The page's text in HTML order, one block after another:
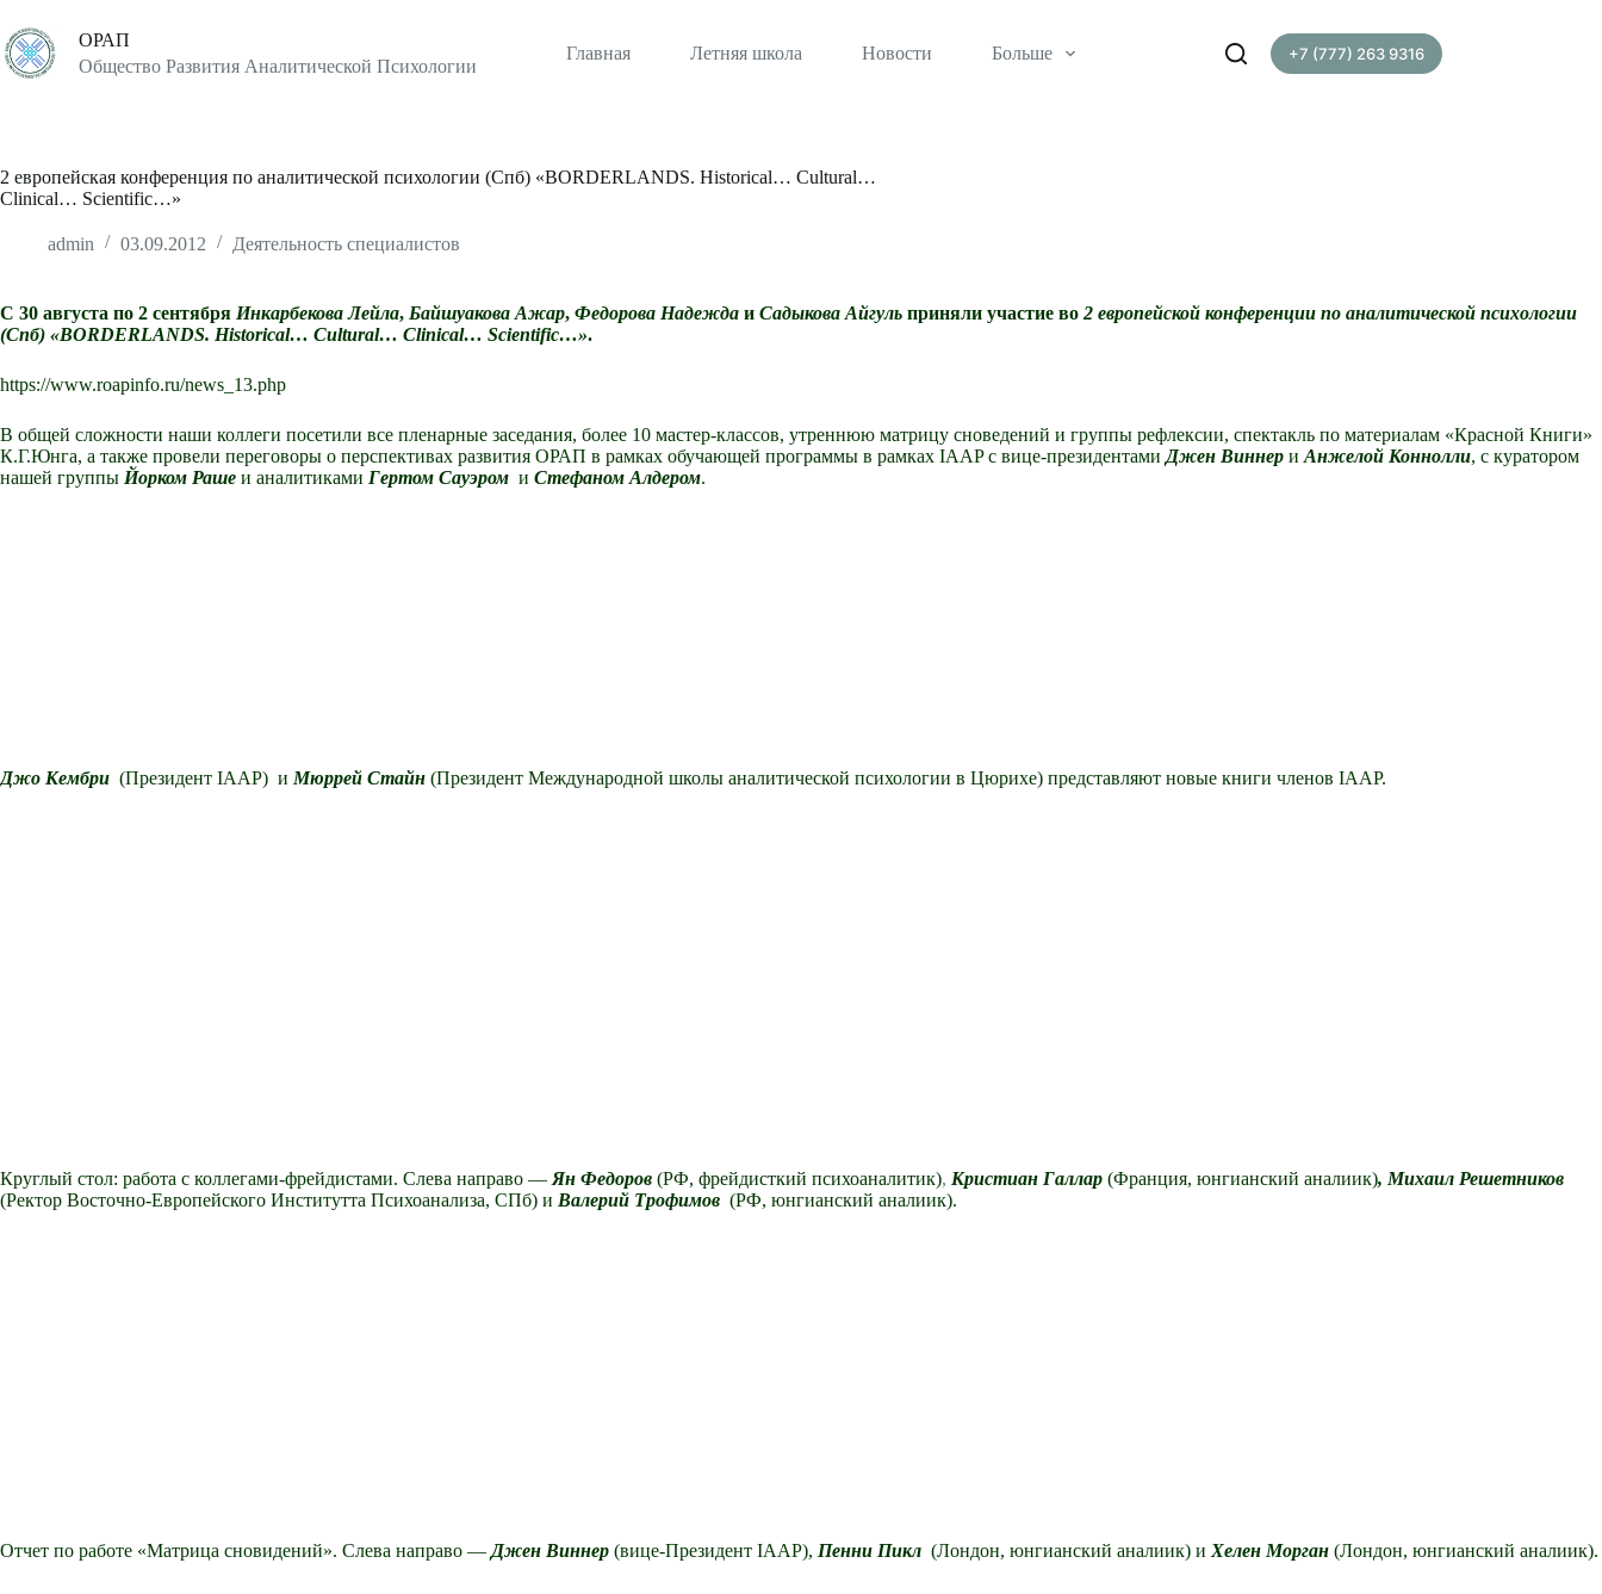
сути
ОРАП
Общество Развития Аналитической Психологии
Главная Летняя школа Новости Больше +7 (777) 263 9316
2 европейская конференция по аналитической психологии (Спб) «BORDERLANDS. Historical… Cultural…
Clinical… Scientific…»
admin 03.09.2012 Деятельность специалистов
С 30 августа по 2 сентября Инкарбекова Лейла, Байшуакова Ажар, Федорова Надежда и Садыкова Айгуль приняли участие во 2 европейской конференции по аналитической психологии
(Спб) «BORDERLANDS. Historical… Cultural… Clinical… Scientific…».
https://www.roapinfo.ru/news_13.php
В общей сложности наши коллеги посетили все пленарные заседания, более 10 мастер-классов, утреннюю матрицу сноведений и группы рефлексии, спектакль по материалам «Красной Книги»
К.Г.Юнга, а также провели переговоры о перспективах развития ОРАП в рамках обучающей программы в рамках IAAP с вице-президентами Джен Виннер и Анжелой Коннолли, с куратором
нашей группы Йорком Раше и аналитиками Гертом Сауэром и Стефаном Алдером.
Джо Кембри (Президент IAAP) и Мюррей Стайн (Президент Международной школы аналитической психологии в Цюрихе) представляют новые книги членов IAAP.
Круглый стол: работа с коллегами-фрейдистами. Слева направо — Ян Федоров (РФ, фрейдисткий психоаналитик), Кристиан Галлар (Франция, юнгианский аналиик), Михаил Решетников
(Ректор Восточно-Европейского Институтта Психоанализа, СПб) и Валерий Трофимов (РФ, юнгианский аналиик).
Отчет по работе «Матрица сновидений». Слева направо — Джен Виннер (вице-Президент IAAP), Пенни Пикл (Лондон, юнгианский аналиик) и Хелен Морган (Лондон, юнгианский аналиик).